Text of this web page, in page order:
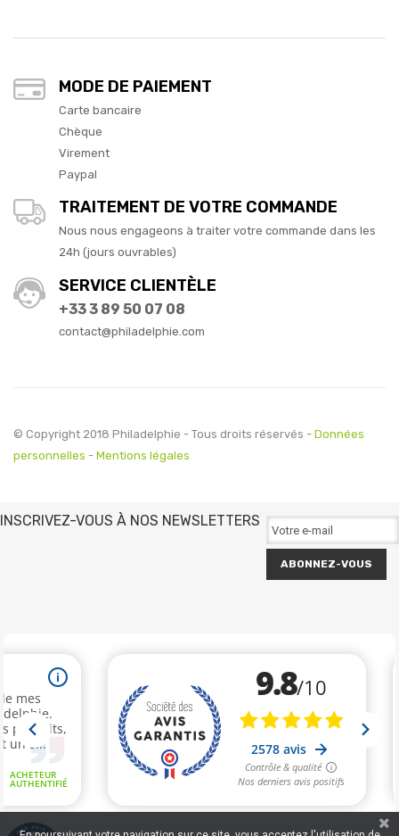
MODE DE PAIEMENT
Carte bancaire
Chèque
Virement
Paypal
TRAITEMENT DE VOTRE COMMANDE
Nous nous engageons à traiter votre commande dans les
24h (jours ouvrables)
SERVICE CLIENTÈLE
+33 3 89 50 07 08
contact@philadelphie.com
© Copyright 2018 Philadelphie - Tous droits réservés - Données
personnelles - Mentions légales
INSCRIVEZ-VOUS À NOS NEWSLETTERS
ABONNEZ-VOUS